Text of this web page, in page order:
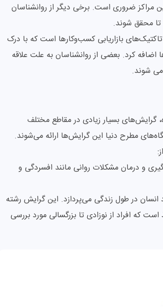
مراکز ضروری است. برخی دیگر از روانشناسان
تا محقق شوند.
بازاریابی کسب‌وکارها است که با درک
کرد. بعضی از روانشناسان به علت علاقه
می شوند.
گرایش‌های بسیار زیادی در مقاطع مختلف
مطرح دنیا این گرایش‌ها ارائه می‌شوند.
و درمان مشکلات روانی مانند افسردگی و
انسان در طول زندگی می‌پردازد. این گرایش رشته
که افراد از نوزادی تا بزرگسالی مورد بررسی